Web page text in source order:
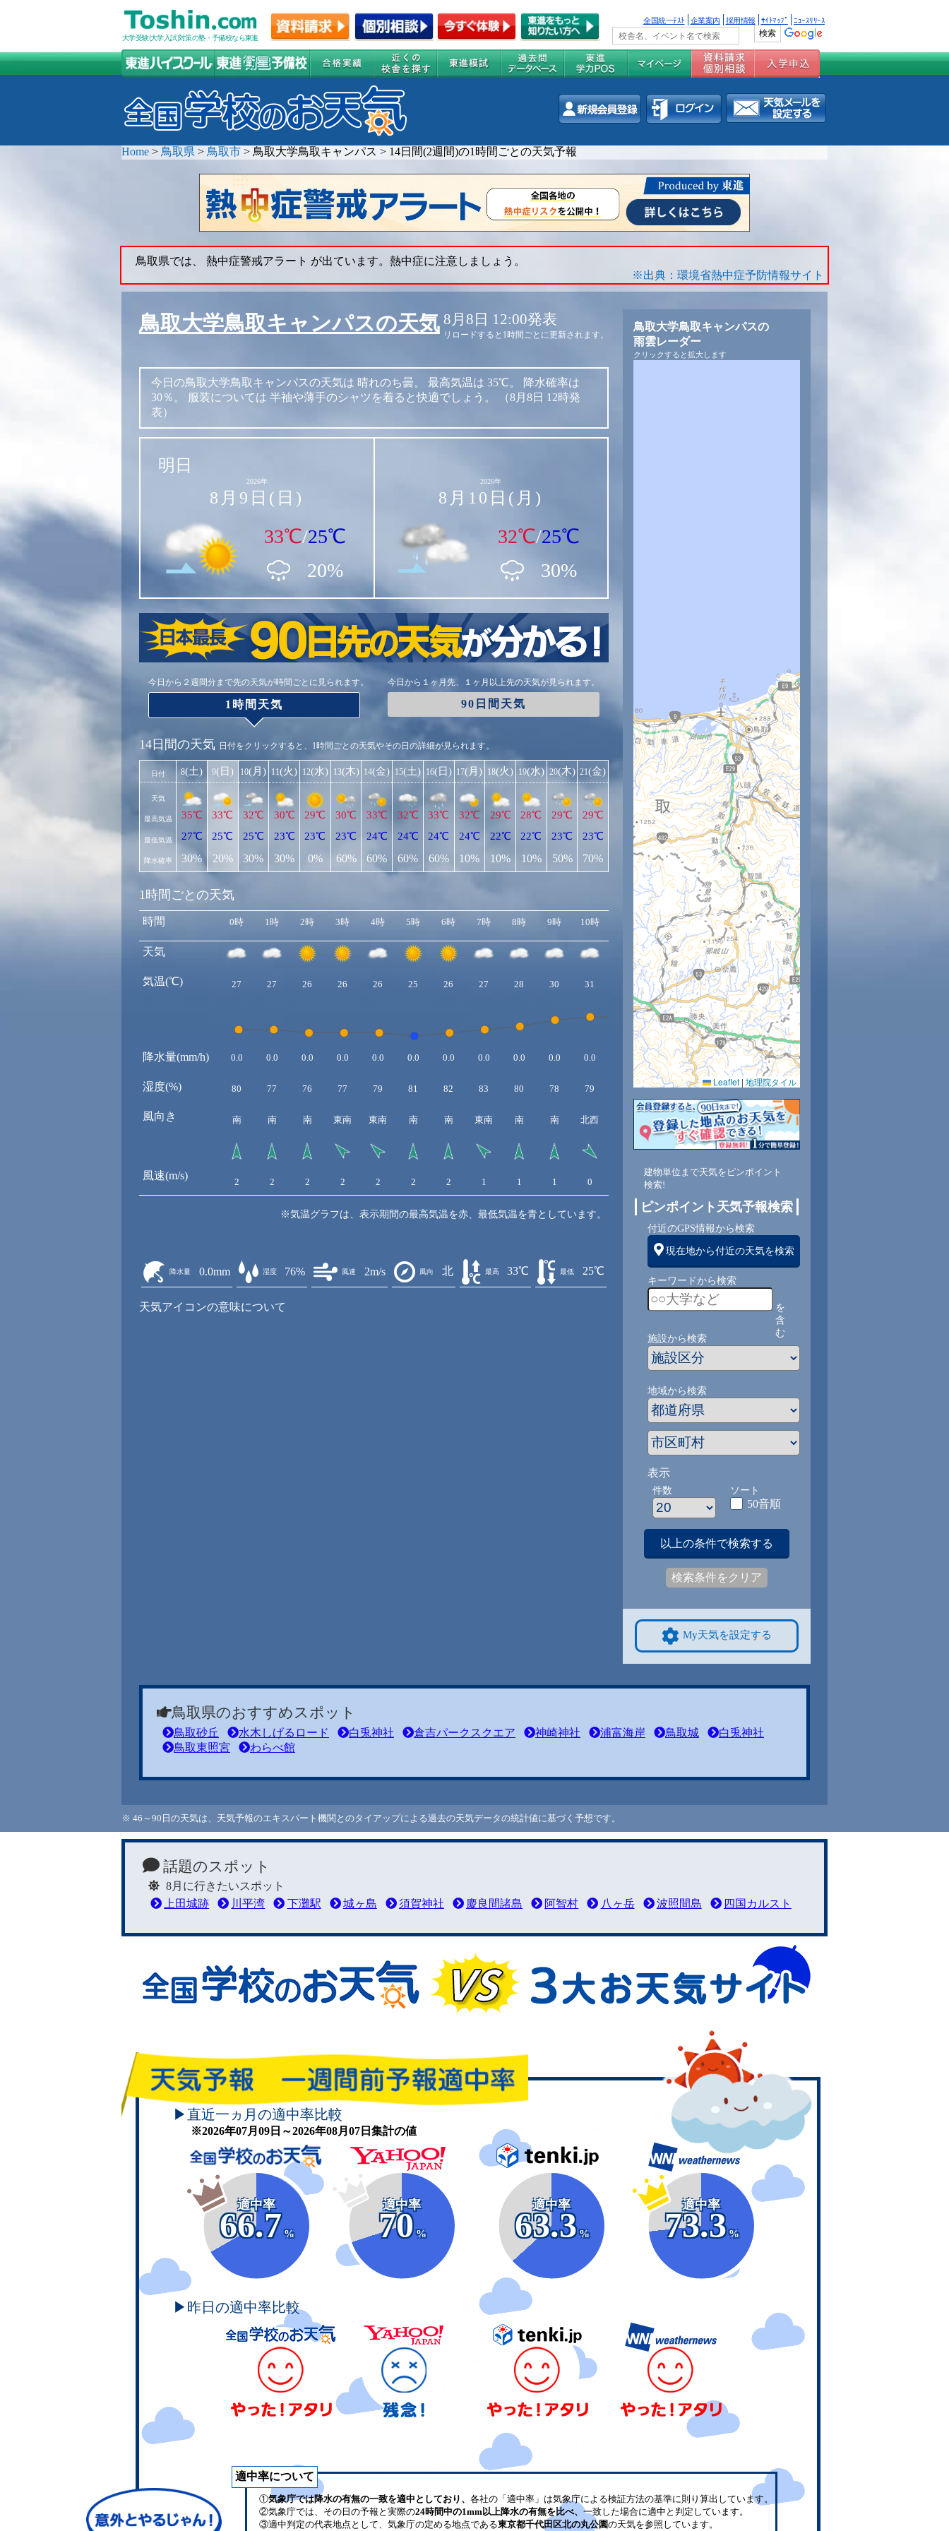
大学受験(大学入試)対策の塾・予備校なら東進
全国統一ﾃｽﾄ 企業案内 採用情報 ｻｲﾄﾏｯﾌﾟ ﾆｭｰｽﾘﾘｰｽ
Home > 鳥取県 > 鳥取市 > 鳥取大学鳥取キャンパス > 14日間(2週間)の1時間ごとの天気予報
鳥取県では、 熱中症警戒アラート が出ています。熱中症に注意しましょう。
※出典：環境省熱中症予防情報サイト
鳥取大学鳥取キャンパスの天気 8月8日 12:00発表
リロードすると1時間ごとに更新されます。
今日の鳥取大学鳥取キャンパスの天気は 晴れのち曇。 最高気温は 35℃。
降水確率は
30％。
服装については 半袖や薄手のシャツを着ると快適でしょう。
（8月8日 12時発
表）
明日
2026年
8月9日(日)
33℃/25℃
20%
2026年
8月10日(月)
32℃/25℃
30%
今日から２週間分まで先の天気が時間ごとに見られます。
1時間天気
今日から１ヶ月先、１ヶ月以上先の天気が見られます。
90日間天気
14日間の天気 日付をクリックすると、1時間ごとの天気やその日の詳細が見られます。
日付
天気
最高気温
最低気温
降水確率
8(土)
35℃
27℃
30%
9(日)
33℃
25℃
20%
10(月)
32℃
25℃
30%
11(火)
30℃
23℃
30%
12(水)
29℃
23℃
0%
13(木)
30℃
23℃
60%
14(金)
33℃
24℃
60%
15(土)
32℃
24℃
60%
16(日)
33℃
24℃
60%
17(月)
32℃
24℃
10%
18(火)
29℃
22℃
10%
19(水)
28℃
22℃
10%
20(木)
29℃
23℃
50%
21(金)
29℃
23℃
70%
1時間ごとの天気
時間
天気
気温(℃)
降水量(mm/h)
湿度(%)
風向き
風速(m/s)
0時 1時 2時 3時 4時 5時 6時 7時 8時 9時 10時 11時 12時 13時 14時 15時 16時
27 27 26 26 26 25 26 27 28 30 31 32 33 32 32 32
0.0 0.0 0.0 0.0 0.0 0.0 0.0 0.0 0.0 0.0 0.0 0.0 0.0 0.0 0.0 0.0
80 77 76 77 79 81 82 83 80 78 79 80 76 74 72 73
南 南 南 東南 東南 南 南 東南 南 南 北西 北 北 北東 北東 北東
2 2 2 2 2 2 2 1 1 1 0 2
※気温グラフは、表示期間の最高気温を赤、最低気温を青としています。
降水量 0.0mm 湿度 76% 風速 2m/s 風向 北 最高 33℃ 最低 25℃
天気アイコンの意味について
鳥取大学鳥取キャンパスの
雨雲レーダー
クリックすると拡大します
Leaflet | 地理院タイル
建物単位まで天気をピンポイント
検索!
ピンポイント天気予報検索
付近のGPS情報から検索
現在地から付近の天気を検索
キーワードから検索
を
含
む
施設から検索
地域から検索
表示
件数 ソート
50音順
以上の条件で検索する
検索条件をクリア
My天気を設定する
鳥取県のおすすめスポット
鳥取砂丘 水木しげるロード 白兎神社 倉吉パークスクエア 神崎神社 浦富海岸 鳥取城
白兎神社
鳥取東照宮
わらべ館
※ 46～90日の天気は、天気予報のエキスパート機関とのタイアップによる過去の天気データの統計値に基づく予想です。
話題のスポット
8月に行きたいスポット
上田城跡
川平湾 下灘駅 城ヶ島 須賀神社 慶良間諸島 阿智村 八ヶ岳 波照間島 四国カルスト
▶直近一ヵ月の適中率比較
※2026年07月09日～2026年08月07日集計の値
適中率
66.7
%
適中率
70
%
適中率
63.3
%
適中率
73.3
%
▶昨日の適中率比較
適中率について
①気象庁では降水の有無の一致を適中としており、 各社の「適中率」は気象庁による検証方法の基準に則り算出しています。
②気象庁では、その日の予報と実際の24時間中の1mm以上降水の有無を比べ、 一致した場合に適中と判定しています。
③適中判定の代表地点として、気象庁の定める地点である東京都千代田区北の丸公園の天気を参照しています。